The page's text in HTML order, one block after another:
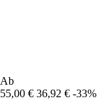
Ab
55,00 € 36,92 € -33%